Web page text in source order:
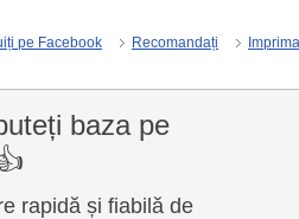
pe Facebook Recomandați
baza pe
rapidă și fiabilă de